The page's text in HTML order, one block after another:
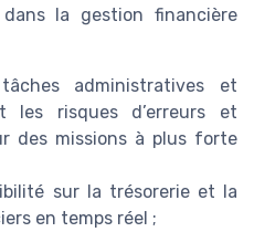
la gestion financière
administratives et
les risques d’erreurs et
des missions à plus forte
sur la trésorerie et la
en temps réel ;